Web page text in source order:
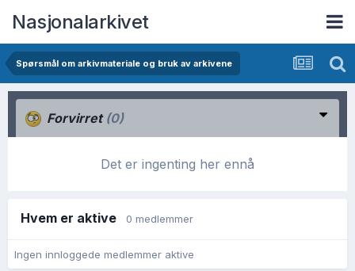
Nasjonalarkivet
Spørsmål om arkivmateriale og bruk av arkivene
Forvirret (0)
Det er ingenting her ennå
Hvem er aktive 0 medlemmer
Ingen innloggede medlemmer aktive